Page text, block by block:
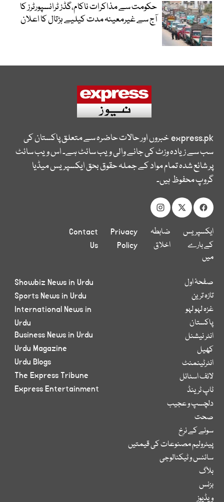
حکومت سے مذاکرات ناکام،گڈز ٹرانسپورٹرز کا
آج سے غیرمعینہ مدت کیلیے ہڑتال کا اعلان
express.pkخبروں اور حالات حاضرہ سے متعلق پاکستان کی
سب سے زیادہ وزٹ کی جانے والی ویب سائٹ ہے۔ اس ویب سائٹ
پر شائع شدہ تمام مواد کے جملہ حقوق بحق ایکسپریس میڈیا
گروپ محفوظ ہیں۔
ایکسپریس
کے بارے
میں
ضابطہ
اخلاق
Privacy
Policy
Contact
Us
صفحۂ اول
تازہ ترین
غزہ لہو لہو
پاکستان
انٹر نیشنل
کھیل
انٹرٹینمنٹ
لائف اسٹائل
ٹاپ ٹرینڈ
دلچسپ و عجیب
صحت
سونے کے نرخ
پیٹرولیم مصنوعات کی قیمتیں
سائنس و ٹیکنالوجی
بلاگ
بزنس
ویڈیوز
Showbiz News in Urdu
Sports News in Urdu
International News in
Urdu
Business News in Urdu
Urdu Magazine
Urdu Blogs
The Express Tribune
Express Entertainment